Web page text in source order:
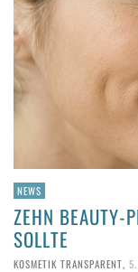
NEWS
ZEHN BEAUTY-
SOLLTE
KOSMETIK TRANSPARENT,